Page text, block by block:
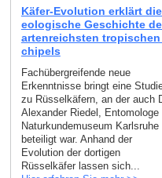
Käfer-Evolution erklärt
eologische Geschichte
artenreichsten tropischen
chipels
Fachübergreifende neue
Erkenntnisse bringt eine
zu Rüsselkäfern, an der auch
Alexander Riedel, Entomologe
Naturkundemuseum Karlsruhe
beteiligt war. Anhand der
Evolution der dortigen
Rüsselkäfer lassen sich...